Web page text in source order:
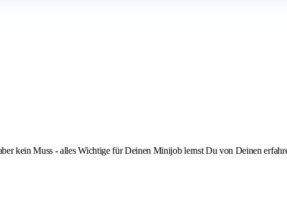
kein Muss - alles Wichtige für Deinen Minijob lernst Du von Deinen